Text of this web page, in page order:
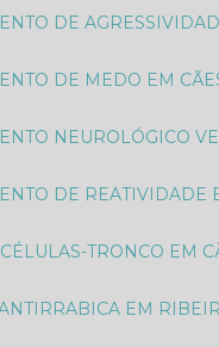
DE
DE MEDO EM
NEUROLÓGICO
DE
CÉLULAS-TRONCO EM
ANTIRRABICA EM